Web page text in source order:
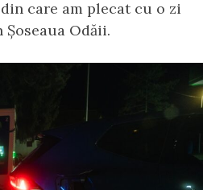
care am plecat cu o zi
Odăii.